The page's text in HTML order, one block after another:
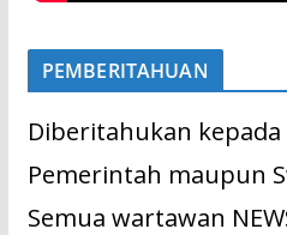
PEMBERITAHUAN
Diberitahukan
Pemerintah maupun
Semua wartawan